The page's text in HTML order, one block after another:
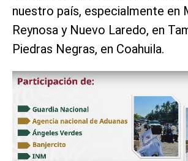
nuestro país, especialmente en
Reynosa y Nuevo Laredo, en
Piedras Negras, en Coahuila.